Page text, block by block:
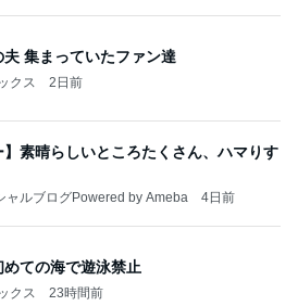
夫 集まっていたファン達
クス 2日前
】素晴らしいところたくさん、ハマりす
ャルブログPowered by Ameba 4日前
ての海で遊泳禁止
クス 23時間前